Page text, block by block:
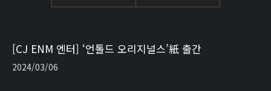
[CJ ENM 엔터] ‘언톨드 오리지널스’紙 출간
2024/03/06